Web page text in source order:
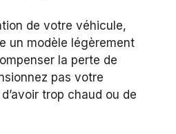
de votre véhicule,
un modèle légèrement
la perte de
pas votre
trop chaud ou de